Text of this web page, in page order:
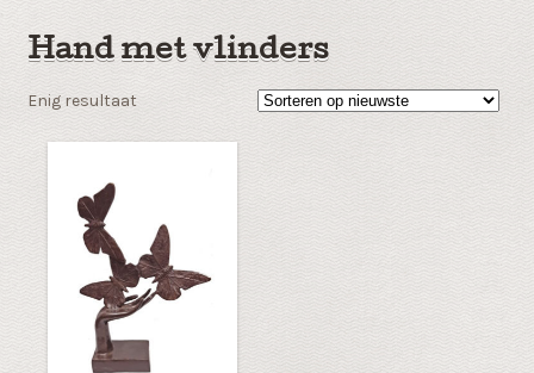
Hand met vlinders
Enig resultaat